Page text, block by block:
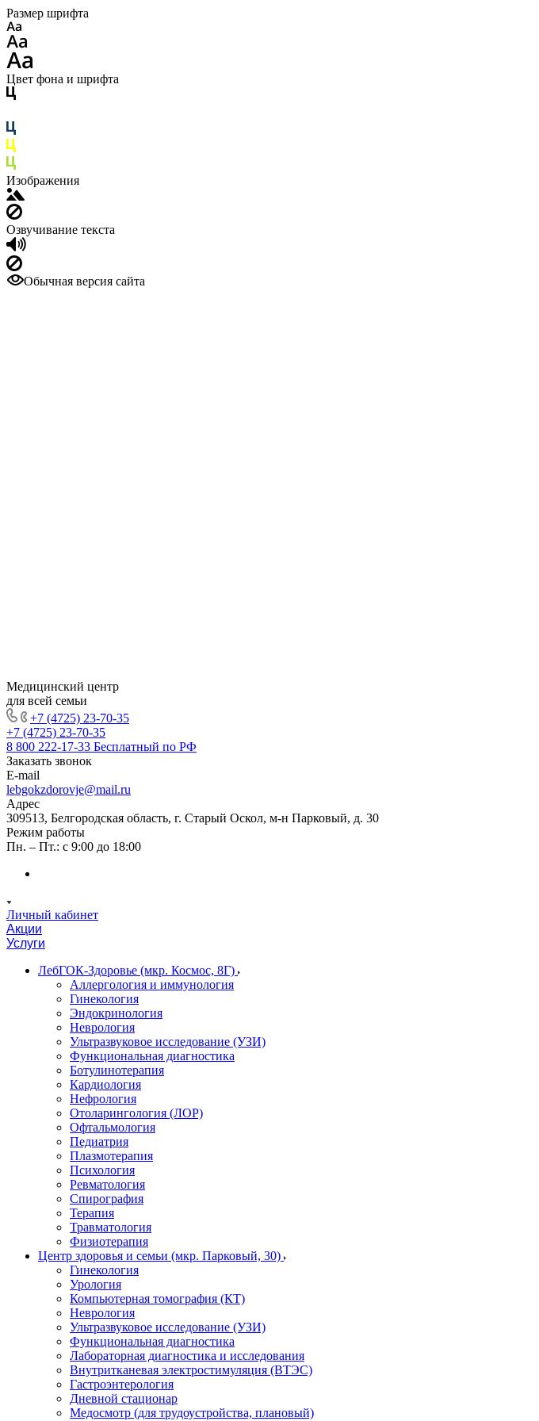
Размер шрифта
Цвет фона и шрифта
Изображения
Озвучивание текста
Обычная версия сайта
Медицинский центр
для всей семьи
+7 (4725) 23-70-35
+7 (4725) 23-70-35
8 800 222-17-33 Бесплатный по РФ
Заказать звонок
E-mail
lebgokzdorovje@mail.ru
Адрес
309513, Белгородская область, г. Старый Оскол, м-н Парковый, д. 30
Режим работы
Пн. – Пт.: с 9:00 до 18:00
Личный кабинет
Акции
Услуги
ЛебГОК-Здоровье (мкр. Космос, 8Г)
Аллергология и иммунология
Гинекология
Эндокринология
Неврология
Ультразвуковое исследование (УЗИ)
Функциональная диагностика
Ботулинотерапия
Кардиология
Нефрология
Отоларингология (ЛОР)
Офтальмология
Педиатрия
Плазмотерапия
Психология
Ревматология
Спирография
Терапия
Травматология
Физиотерапия
Центр здоровья и семьи (мкр. Парковый, 30)
Гинекология
Урология
Компьютерная томография (КТ)
Неврология
Ультразвуковое исследование (УЗИ)
Функциональная диагностика
Лабораторная диагностика и исследования
Внутритканевая электростимуляция (ВТЭС)
Гастроэнтерология
Дневной стационар
Медосмотр (для трудоустройства, плановый)